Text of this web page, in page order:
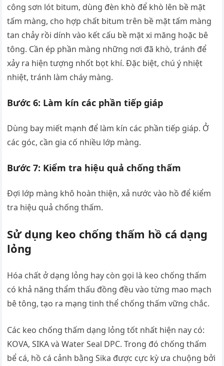
công sơn lót bitum, dùng đèn khò để khò lên bề mặt
tấm màng, cho hợp chất bitum trên bề mặt tấm màng
tan chảy rồi dính vào kết cấu bề mặt xi măng hoặc bê
tông. Cần ép phần màng những nơi đã khò, tránh để
xảy ra hiện tượng nhốt bọt khí. Đặc biệt, chú ý nhiệt
nhiệt, tránh làm cháy màng.
Bước 6: Làm kín các phần tiếp giáp
Dùng bay miết mạnh để làm kín các phần tiếp giáp. Ở
các góc, cần gia cố nhiều lớp màng.
Bước 7: Kiểm tra hiệu quả chống thấm
Đợi lớp màng khô hoàn thiện, xả nước vào hồ để kiểm
tra hiệu quả chống thấm.
Sử dụng keo chống thấm hồ cá dạng
lỏng
Hóa chất ở dạng lỏng hay còn gọi là keo chống thấm
có khả năng thẩm thấu đồng đều vào từng mao mạch
bê tông, tạo ra mạng tinh thể chống thấm vững chắc.
Các keo chống thấm dạng lỏng tốt nhất hiện nay có:
KOVA, SIKA và Water Seal DPC. Trong đó chống thấm
bể cá, hồ cá cảnh bằng Sika được cực kỳ ưa chuộng bởi